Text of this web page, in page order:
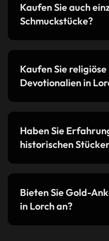
Kaufen Sie auch
Schmuckstücke?
Kaufen Sie religiöse
Devotionalien in
Haben Sie
historischen
Bieten Sie Gold-
in Lorch an?